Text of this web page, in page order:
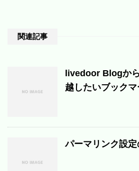
関連記事
livedoor Blogか
越したいブック
パーマリンク設